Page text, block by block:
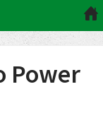
Power